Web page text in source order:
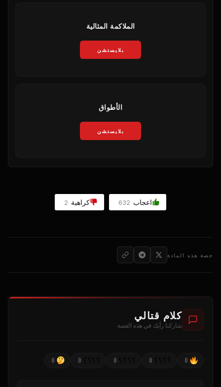
الملاكمة المثالية
بلايستشن
الأطواق
بلايستشن
اعجاب 632 كراهية 2
حصة هذه المادة
كلام قتالي
شاركنا رأيك في هذه القصة
0
0
0
0
0